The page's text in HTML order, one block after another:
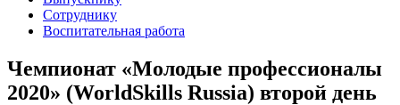
Сотруднику
Воспитательная работа
Чемпионат «Молодые профессионалы
2020» (WorldSkills Russia) второй день